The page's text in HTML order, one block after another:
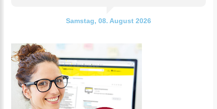
Samstag, 08. August 2026